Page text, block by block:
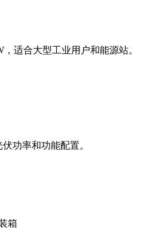
，适合大型工业用户和能源站。
功率和功能配置。